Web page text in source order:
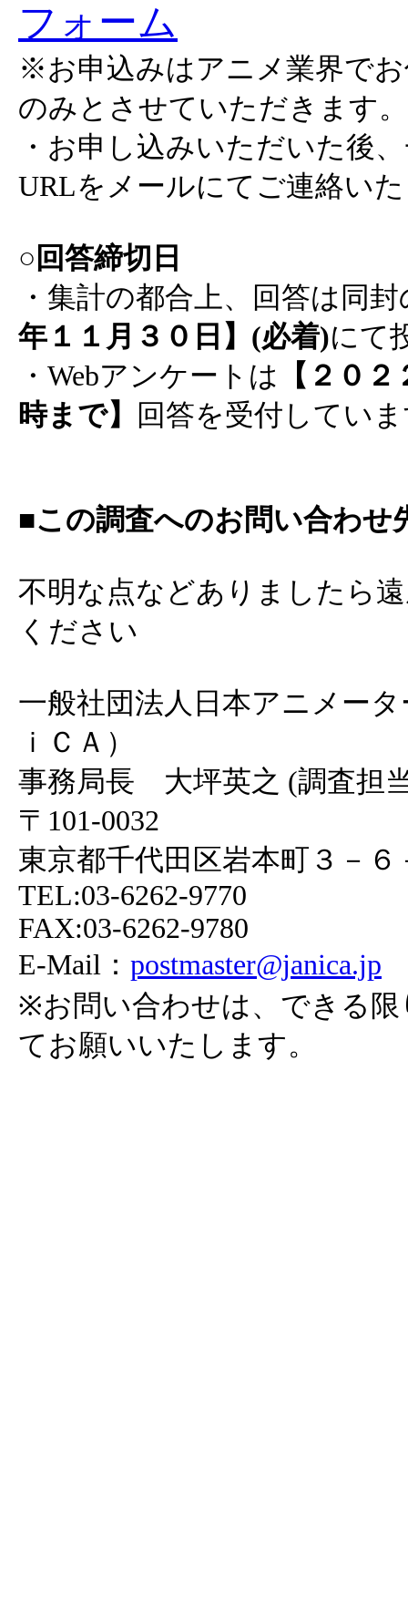
フォーム
※お申込みはアニメ業界で
のみとさせていただきます。
・お申し込みいただいた後
URLをメールにてご連絡い
○回答締切日
・集計の都合上、回答は同
年１１月３０日】(必着)にて
・Webアンケートは 【２０
時まで】
回答を受付してい
■この調査へのお問い合わせ
不明な点などありましたら
ください
一般社団法人日本アニメー
ｉＣＡ）
事務局長 大坪英之 (調査担
〒101-0032
東京都千代田区岩本町３－
TEL:03-6262-9770
FAX:03-6262-9780
E-Mail： postmaster@janica.jp
※お問い合わせは、できる
てお願いいたします。